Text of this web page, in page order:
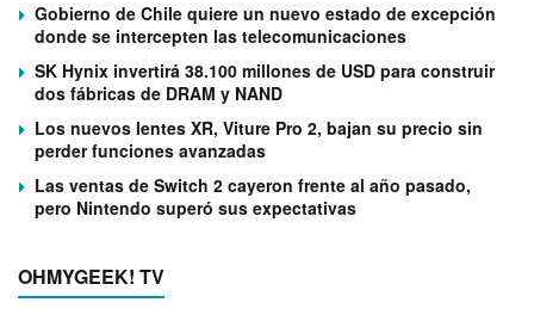
Gobierno de Chile quiere un nuevo estado de excepción
donde se intercepten las telecomunicaciones
SK Hynix invertirá 38.100 millones de USD para construir
dos fábricas de DRAM y NAND
Los nuevos lentes XR, Viture Pro 2, bajan su precio sin
perder funciones avanzadas
Las ventas de Switch 2 cayeron frente al año pasado,
pero Nintendo superó sus expectativas
OHMYGEEK! TV